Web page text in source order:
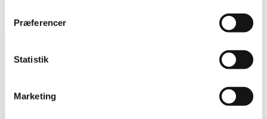
Præferencer
Statistik
Marketing
Tilmeld dig vores nyhedsbrev og modtag nyheder samt